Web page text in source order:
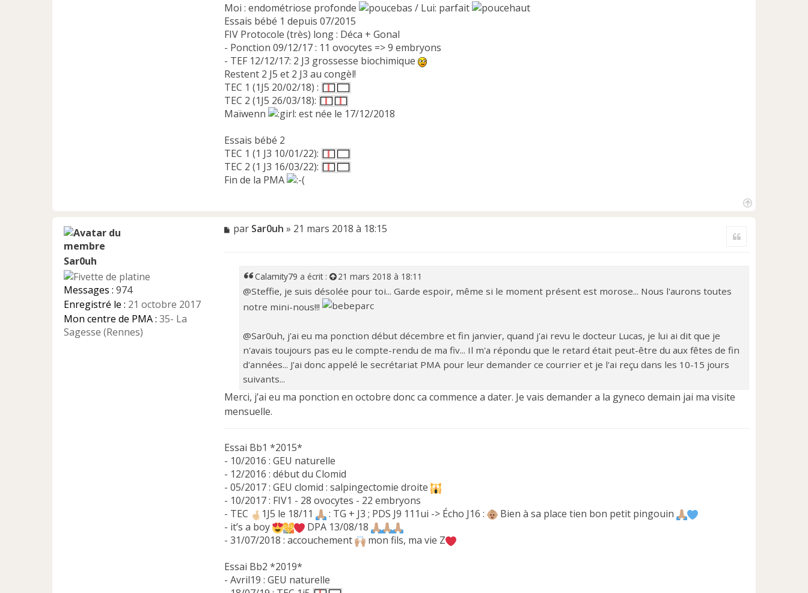
Moi : endométriose profonde
/ Lui: parfait
Essais bébé 1 depuis 07/2015
FIV Protocole (très) long : Déca + Gonal
- Ponction 09/12/17 : 11 ovocytes => 9 embryons
- TEF 12/12/17: 2 J3 grossesse biochimique
Restent 2 J5 et 2 J3 au congèl!
TEC 1 (1J5 20/02/18) :
TEC 2 (1J5 26/03/18):
Maïwenn
est née le 17/12/2018
Essais bébé 2
TEC 1 (1 J3 10/01/22):
TEC 2 (1 J3 16/03/22):
Fin de la PMA
Sar0uh
Messages : 974
Enregistré le : 21 octobre 2017
Mon centre de PMA : 35- La
Sagesse (Rennes)
M
e
par Sar0uh » 21 mars 2018 à 18:15
Calamity79 a écrit : 21 mars 2018 à 18:11
@Steffie, je suis désolée pour toi... Garde espoir, même si le moment présent est morose... Nous l'aurons toutes
notre mini-nous!!!
@Sar0uh, j'ai eu ma ponction début décembre et fin janvier, quand j'ai revu le docteur Lucas, je lui ai dit que je
n'avais toujours pas eu le compte-rendu de ma fiv... Il m'a répondu que le retard était peut-être du aux fêtes de fin
d'années... J'ai donc appelé le secrétariat PMA pour leur demander ce courrier et je l'ai reçu dans les 10-15 jours
suivants...
Merci, j’ai eu ma ponction en octobre donc ca commence a dater. Je vais demander a la gyneco demain jai ma visite
mensuelle.
Essai Bb1 *2015*
- 10/2016 : GEU naturelle
- 12/2016 : début du Clomid
- 05/2017 : GEU clomid : salpingectomie droite
- 10/2017 : FIV1 - 28 ovocytes - 22 embryons
- TEC
1J5 le 18/11 : TG + J3 ; PDS J9 111ui -> Écho J16 :
Bien à sa place tien bon petit pingouin
- it’s a boy
DPA 13/08/18
- 31/07/2018 : accouchement
mon fils, ma vie Z
Essai Bb2 *2019*
- Avril19 : GEU naturelle